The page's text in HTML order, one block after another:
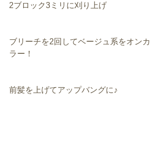
2ブロック3ミリに刈り上げ
ブリーチを2回してベージュ系をオンカ
ラー！
前髪を上げてアップバングに♪